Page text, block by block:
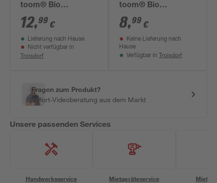
toom® Bio
Stachelbeere
'Hinnonmäki gelb',
Busch 19 cm Topf
12,99 €
Lieferung nach Hause
Nicht verfügbar in
Troisdorf
toom® Bio
Himbeere 'Autumn
Bliss', Busch 14 cm
Topf
8,99 €
Keine Lieferung nach
Hause
Verfügbar in Troisdorf
Fragen zum Produkt?
Sofort-Videoberatung aus dem Markt
Unsere passenden Services
Handwerksservice Mietgeräteservice